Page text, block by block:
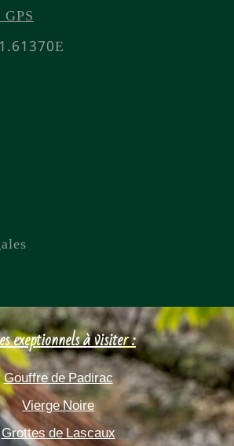
exeptionnels à visiter :
Gouffre de Padirac
Vierge Noire
Grottes de Lascaux